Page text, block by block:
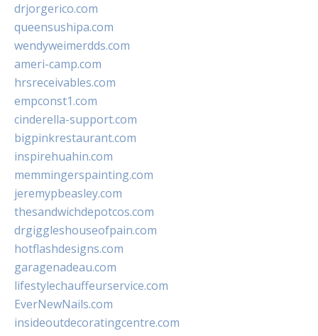
drjorgerico.com
queensushipa.com
wendyweimerdds.com
ameri-camp.com
hrsreceivables.com
empconst1.com
cinderella-support.com
bigpinkrestaurant.com
inspirehuahin.com
memmingerspainting.com
jeremypbeasley.com
thesandwichdepotcos.com
drgiggleshouseofpain.com
hotflashdesigns.com
garagenadeau.com
lifestylechauffeurservice.com
EverNewNails.com
insideoutdecoratingcentre.com